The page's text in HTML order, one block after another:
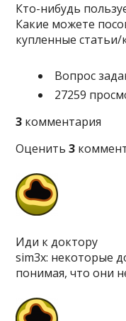
Кто-нибудь
Какие можете
купленные
Вопрос
27259
3 комментария
Оценить3
Иди к доктору
sim3x: некоторые
понимая, что они